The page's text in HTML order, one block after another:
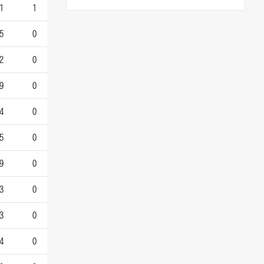
1
0
0
0
0
0
0
0
0
0